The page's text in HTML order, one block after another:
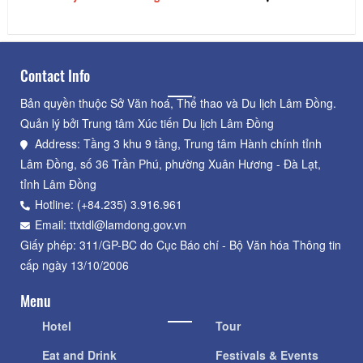
Contact Info
Bản quyền thuộc Sở Văn hoá, Thể thao và Du lịch Lâm Đồng.
Quản lý bởi Trung tâm Xúc tiến Du lịch Lâm Đồng
Address: Tầng 3 khu 9 tầng, Trung tâm Hành chính tỉnh
Lâm Đồng, số 36 Trần Phú, phường Xuân Hương - Đà Lạt,
tỉnh Lâm Đồng
Hotline: (+84.235) 3.916.961
Email: ttxtdl@lamdong.gov.vn
Giấy phép: 311/GP-BC do Cục Báo chí - Bộ Văn hóa Thông tin
cấp ngày 13/10/2006
Menu
Hotel
Eat and Drink
Tour
Festivals & Events